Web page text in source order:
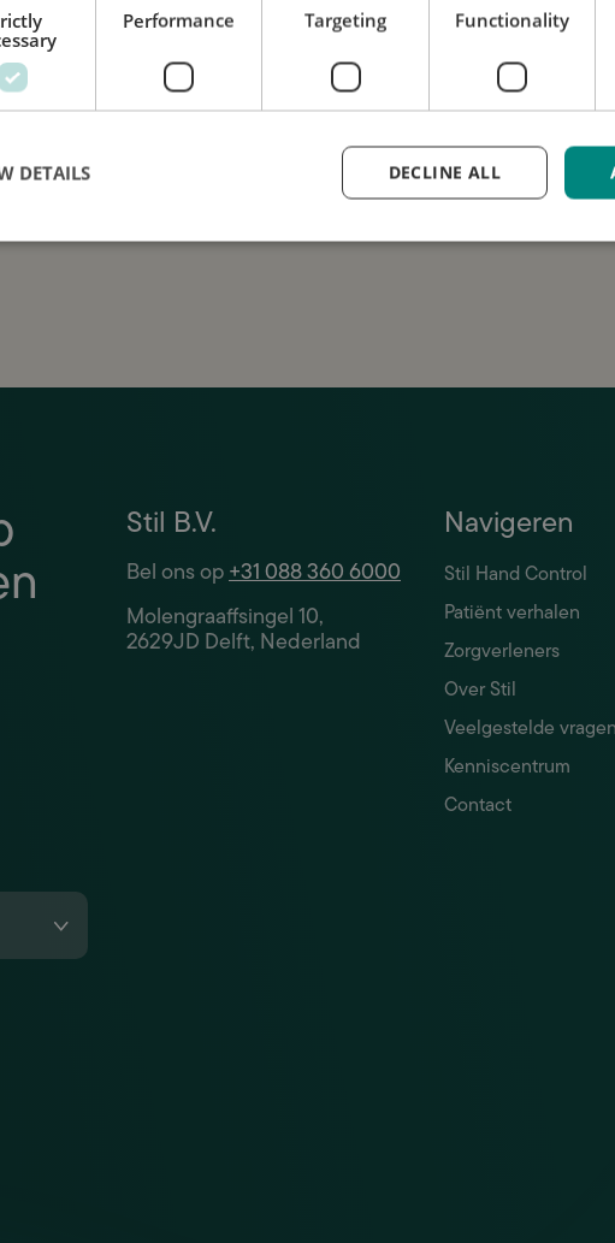
onderzoek en verspreiding, in overeenstemming met het
privacybeleid
Plan een proefpassing
Houd me op de hoogte
Jouw aanvraag is gratis en vrijblijvend. Wij gaan zorgvuldig
Stil B.V.
Bel ons op+31 088 360 6000
Molengraaffsingel 10,
2629JD Delft, Nederland
Navigeren
Stil Hand Control
Patiënt verhalen
Zorgverleners
Over Stil
Veelgestelde
Kenniscentrum
Contact
Performance Targeting Functionality
DECLINE ALL
DETAILS